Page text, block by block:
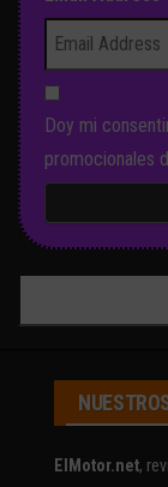
Doy mi
promocionales
ElMotor.net,